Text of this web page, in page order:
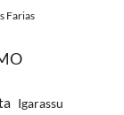
Farias
Igarassu